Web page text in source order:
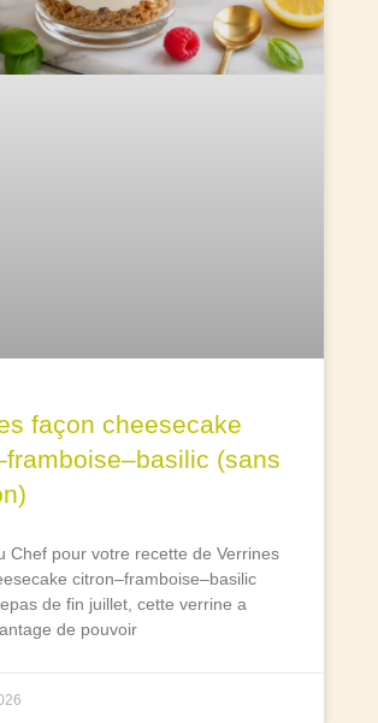
façon cheesecake
(sans
Chef pour votre recette de Verrines
citron–framboise–basilic
de fin juillet, cette verrine a
de pouvoir